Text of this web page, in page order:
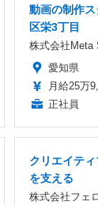
動画の制作
区栄3丁目
株式会社Meta
愛知県
月給25万
正社員
クリエイテ
を支える
株式会社フェ